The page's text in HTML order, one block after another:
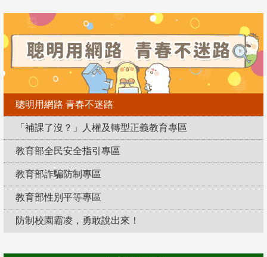
聰明用網路 青春不迷路
「補課了沒？」人權及轉型正義教育專區
教育部全民安全指引專區
教育部詐騙防制專區
教育部性別平等專區
防制校園霸凌，勇敢說出來！